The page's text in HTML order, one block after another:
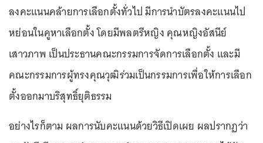
ลงคะแนนคล้ายการเลือกตั้งทั่วไป มีการนำบัตรลงคะแนนไป
หย่อนในคูหาเลือกตั้ง โดยมีพลตรีหญิง คุณหญิงอัสนีย์
เสาวภาพ เป็นประธานคณะกรรมการจัดการเลือกตั้ง และมี
คณะกรรมการผู้ทรงคุณวุฒิร่วมเป็นกรรมการเพื่อให้การเลือก
ตั้งออกมาบริสุทธิ์ยุติธรรม
อย่างไรก็ตาม ผลการนับคะแนนด้วยวิธีเปิดเผย ผลปรากฏว่า